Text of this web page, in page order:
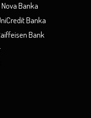
Banka
Banka
Bank